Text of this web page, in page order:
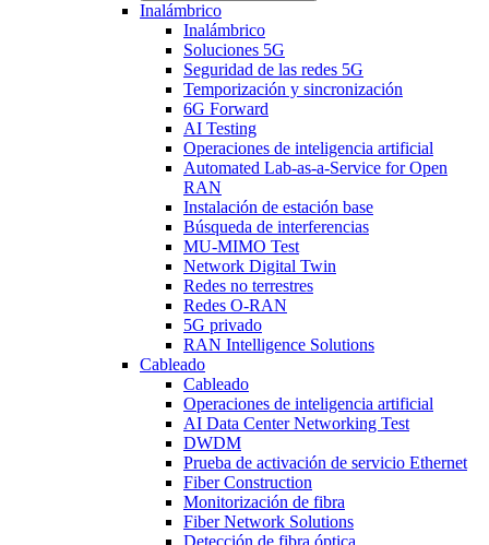
Inalámbrico
Inalámbrico
Soluciones 5G
Seguridad de las redes 5G
Temporización y sincronización
6G Forward
AI Testing
Operaciones de inteligencia artificial
Automated Lab-as-a-Service for Open
RAN
Instalación de estación base
Búsqueda de interferencias
MU-MIMO Test
Network Digital Twin
Redes no terrestres
Redes O-RAN
5G privado
RAN Intelligence Solutions
Cableado
Cableado
Operaciones de inteligencia artificial
AI Data Center Networking Test
DWDM
Prueba de activación de servicio Ethernet
Fiber Construction
Monitorización de fibra
Fiber Network Solutions